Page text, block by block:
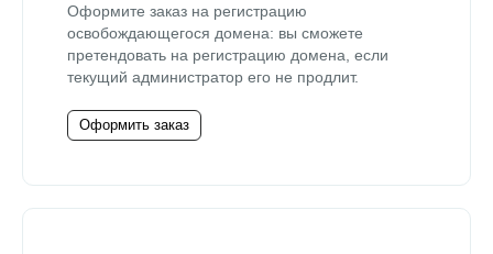
Оформите заказ на регистрацию
освобождающегося домена: вы сможете
претендовать на регистрацию домена, если
текущий администратор его не продлит.
Оформить заказ